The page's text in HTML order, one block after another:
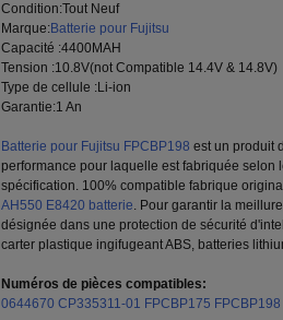
Condition:Tout Neuf
Marque:Batterie pour Fujitsu
Capacité :4400MAH
Tension :10.8V(not Compatible 14.4V & 14.8V)
Type de cellule :Li-ion
Garantie:1 An
Batterie pour Fujitsu FPCBP198 est un produit
performance pour laquelle est fabriquée selon
spécification. 100% compatible fabrique
AH550 E8420 batterie. Pour garantir la
désignée dans une protection de sécurité
carter plastique ingifugeant ABS, batteries
Numéros de pièces compatibles:
0644670 CP335311-01 FPCBP175 FPCBP198